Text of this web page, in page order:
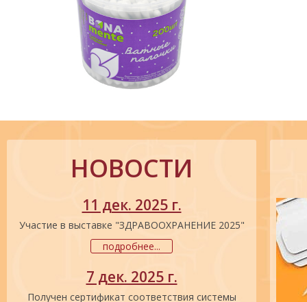
НОВОСТИ
11 дек. 2025 г.
Участие в выставке "ЗДРАВООХРАНЕНИЕ 2025"
подробнее...
7 дек. 2025 г.
Получен сертификат соответствия системы